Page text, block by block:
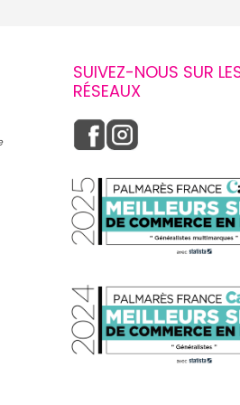
SUIVEZ-NOUS SUR
RÉSEAUX